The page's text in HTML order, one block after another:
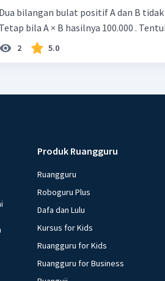
Dua bilangan bulat positif A dan B
Tetap bila A × B hasilnya 100.000 .
2 5.0
Produk Ruangguru
Ruangguru
Roboguru Plus
Dafa dan Lulu
Kursus for Kids
Ruangguru for Kids
Ruangguru for Business